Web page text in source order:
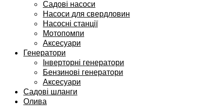
Садові насоси
Насоси для свердловин
Насосні станції
Мотопомпи
Аксесуари
Генератори
Інверторні генератори
Бензинові генератори
Аксесуари
Садові шланги
Олива